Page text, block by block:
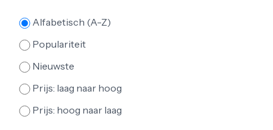
Alfabetisch (A-Z)
Populariteit
Nieuwste
Prijs: laag naar hoog
Prijs: hoog naar laag